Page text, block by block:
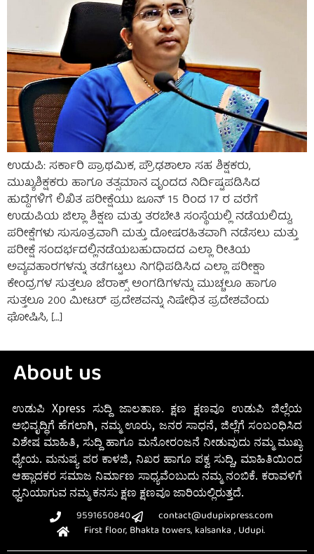
ಉಡುಪಿ: ಸರ್ಕಾರಿ ಪ್ರಾಥಮಿಕ, ಪ್ರೌಢಶಾಲಾ ಸಹ ಶಿಕ್ಷಕರು,
ಮುಖ್ಯಶಿಕ್ಷಕರು ಹಾಗೂ ತತ್ಸಮಾನ ವೃಂದದ ನಿರ್ದಿಷ್ಟಪಡಿಸಿದ
ಹುದ್ದೆಗಳಿಗೆ ಲಿಖಿತ ಪರೀಕ್ಷೆಯು ಜೂನ್ 15 ರಿಂದ 17 ರ ವರೆಗೆ
ಉಡುಪಿಯ ಜಿಲ್ಲಾ ಶಿಕ್ಷಣ ಮತ್ತು ತರಬೇತಿ ಸಂಸ್ಥೆಯಲ್ಲಿ ನಡೆಯಲಿದ್ದು,
ಪರೀಕ್ಷೆಗಳು ಸುಸೂತ್ರವಾಗಿ ಮತ್ತು ದೋಷರಹಿತವಾಗಿ ನಡೆಸಲು ಮತ್ತು
ಪರೀಕ್ಷೆ ಸಂದರ್ಭದಲ್ಲಿನಡೆಯಬಹುದಾದದ ಎಲ್ಲಾ ರೀತಿಯ
ಅವ್ಯವಹಾರಗಳನ್ನು ತಡೆಗಟ್ಟಲು ನಿಗಧಿಪಡಿಸಿದ ಎಲ್ಲಾ ಪರೀಕ್ಷಾ
ಕೇಂದ್ರಗಳ ಸುತ್ತಲೂ ಜೆರಾಕ್ಸ್ ಅಂಗಡಿಗಳನ್ನು ಮುಚ್ಚಲೂ ಹಾಗೂ
ಸುತ್ತಲೂ 200 ಮೀಟರ್ ಪ್ರದೇಶವನ್ನು ನಿಷೇಧಿತ ಪ್ರದೇಶವೆಂದು
ಘೋಷಿಸಿ, […]
About us
ಉಡುಪಿ Xpress ಸುದ್ದಿ ಜಾಲತಾಣ. ಕ್ಷಣ ಕ್ಷಣವೂ ಉಡುಪಿ ಜಿಲ್ಲೆಯ
ಅಭಿವೃದ್ಧಿಗೆ ಹೆಗಲಾಗಿ, ನಮ್ಮ ಊರು, ಜನರ ಸಾಧನೆ, ಜಿಲ್ಲೆಗೆ ಸಂಬಂಧಿಸಿದ
ವಿಶೇಷ ಮಾಹಿತಿ, ಸುದ್ದಿ ಹಾಗೂ ಮನೋರಂಜನೆ ನೀಡುವುದು ನಮ್ಮ ಮುಖ್ಯ
ಧ್ಯೇಯ. ಮನುಷ್ಯ ಪರ ಕಾಳಜಿ, ನಿಖರ ಹಾಗೂ ಪಕ್ವ ಸುದ್ದಿ, ಮಾಹಿತಿಯಿಂದ
ಆಹ್ಲಾದಕರ ಸಮಾಜ ನಿರ್ಮಾಣ ಸಾಧ್ಯವೆಂಬುದು ನಮ್ಮ ನಂಬಿಕೆ. ಕರಾವಳಿಗೆ
ಧ್ವನಿಯಾಗುವ ನಮ್ಮ ಕನಸು ಕ್ಷಣ ಕ್ಷಣವೂ ಜಾರಿಯಲ್ಲಿರುತ್ತದೆ.
9591650840
contact@udupixpress.com
First floor, Bhakta towers, kalsanka , Udupi.